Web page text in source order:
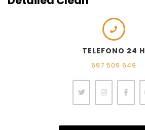
TELEFONO 24 H
697 509 649